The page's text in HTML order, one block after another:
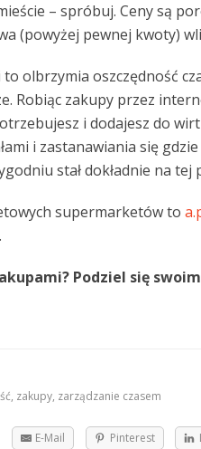
– spróbuj. Ceny są
(powyżej pewnej kwoty)
olbrzymia oszczędność
Robiąc zakupy przez
i dodajesz do
i zastanawiania się
stał dokładnie na tej
supermarketów to
.
Podziel się
, zakupy, zarządzanie czasem
E-Mail Pinterest